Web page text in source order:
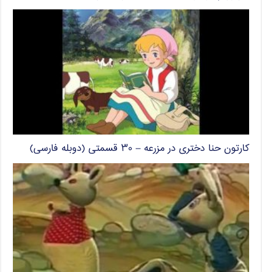
کارتون حنا دختری در مزرعه – ۳۰ قسمتی (دوبله فارسی)